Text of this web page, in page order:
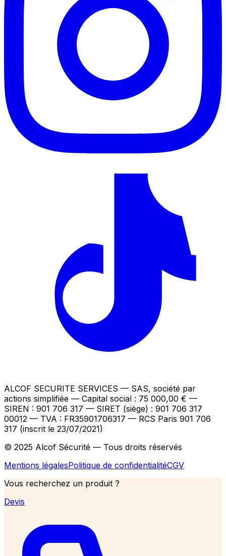
ALCOF SECURITE SERVICES — SAS, société par
actions simplifiée — Capital social : 75 000,00 € —
SIREN : 901 706 317 — SIRET (siège) : 901 706 317
00012 — TVA : FR35901706317 — RCS Paris 901 706
317 (inscrit le 23/07/2021)
© 2025 Alcof Sécurité — Tous droits réservés
Mentions légalesPolitique de confidentialitéCGV
Vous recherchez un produit ?
Devis